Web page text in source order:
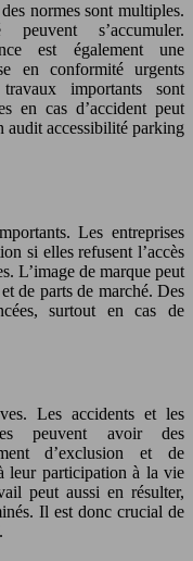
normes sont multiples.
s’accumuler.
est également une
en conformité urgents
importants sont
en cas d’accident peut
audit accessibilité parking
Les entreprises
si elles refusent l’accès
L’image de marque peut
de parts de marché. Des
surtout en cas de
Les accidents et les
peuvent avoir des
d’exclusion et de
leur participation à la vie
peut aussi en résulter,
Il est donc crucial de